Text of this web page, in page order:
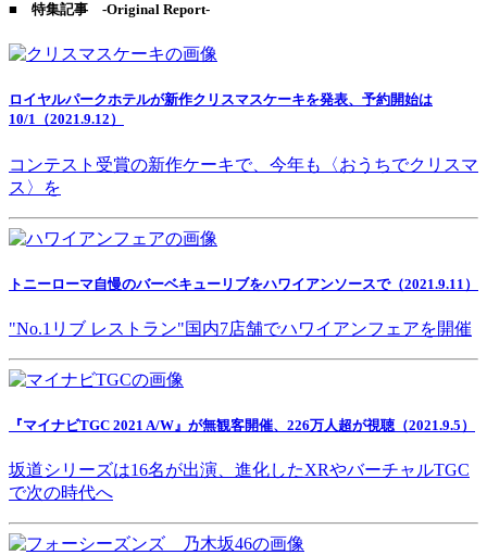
■ 特集記事 -Original Report-
ロイヤルパークホテルが新作クリスマスケーキを発表、予約開始は
10/1（2021.9.12）
コンテスト受賞の新作ケーキで、今年も〈おうちでクリスマ
ス〉を
トニーローマ自慢のバーベキューリブをハワイアンソースで（2021.9.11）
"No.1リブ レストラン"国内7店舗でハワイアンフェアを開催
『マイナビTGC 2021 A/W』が無観客開催、226万人超が視聴（2021.9.5）
坂道シリーズは16名が出演、進化したXRやバーチャルTGC
で次の時代へ